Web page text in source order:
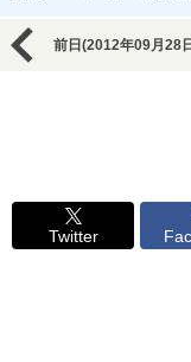
前日(2012年09月28
Twitter